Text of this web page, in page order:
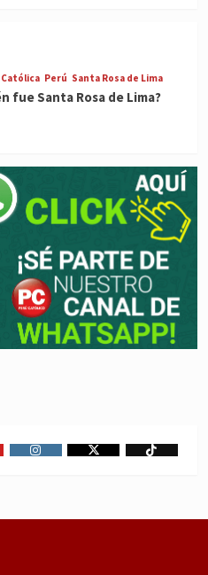
Perú Santa Rosa de Lima
fue Santa Rosa de Lima?